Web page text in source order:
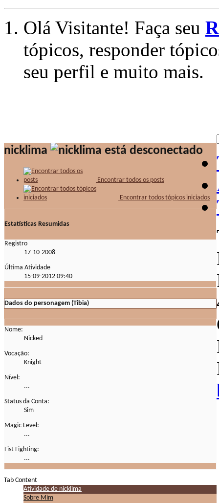
Olá Visitante! Faça seu
tópicos, responder
seu perfil e muito mais.
nicklima
Encontrar todos os posts
Encontrar todos tópicos iniciados
Estatísticas Resumidas
Registro
17-10-2008
Última Atividade
15-09-2012 09:40
Dados do personagem (Tibia)
Nome:
Nicked
Vocação:
Knight
Nível:
...
Status da Conta:
Sim
Magic Level:
...
Fist Fighting:
...
Tab Content
Atividade de nicklima
Sobre Mim